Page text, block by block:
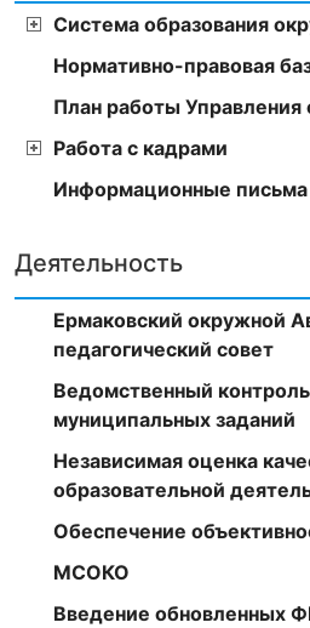
Система образования
Нормативно-правовая
План работы Управления
Работа с кадрами
Информационные письма
Деятельность
Ермаковский окружной
педагогический совет
Ведомственный
муниципальных заданий
Независимая оценка
образовательной
Обеспечение
МСОКО
Введение обновленных